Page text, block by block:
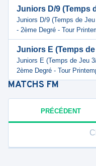
Juniors D/9 (Temps
Juniors D/9 (Temps de
- 2ème Degré - Tour
Juniors E (Temps de
Juniors E (Temps de Jeu
2ème Degré - Tour
MATCHS FM
PRÉCÉDENT